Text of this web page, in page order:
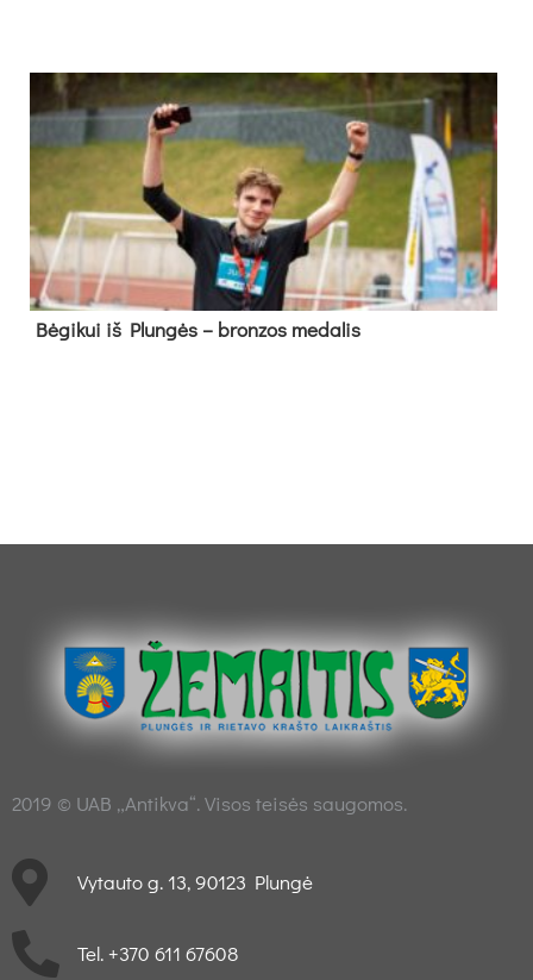
Bė­gi­kui iš Plun­gės – bron­zos me­da­lis
2019 © UAB „Antikva“. Visos teisės saugomos.
Vytauto g. 13, 90123 Plungė
Tel. +370 611 67608